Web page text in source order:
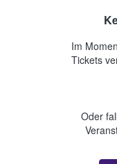
Im
Tickets
Oder